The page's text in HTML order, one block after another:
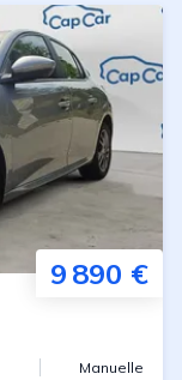
9 890 €
Manuelle